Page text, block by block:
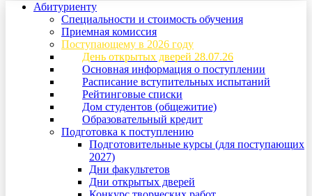
Абитуриенту
Специальности и стоимость обучения
Приемная комиссия
Поступающему в 2026 году
День открытых дверей 28.07.26
Основная информация о поступлении
Расписание вступительных испытаний
Рейтинговые списки
Дом студентов (общежитие)
Образовательный кредит
Подготовка к поступлению
Подготовительные курсы (для поступающих
2027)
Дни факультетов
Дни открытых дверей